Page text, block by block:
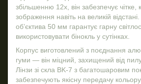
збільшенню 12x, він забезпечує чітке,
зображення навіть на великій
об’єктива 50 мм гарантує гарну
використовувати бінокль у сутінках.
Корпус виготовлений з поєднання
гуми — він міцний, захищений від
Лінзи зі скла BK-7 з багатошаровим
забезпечують якісну передачу